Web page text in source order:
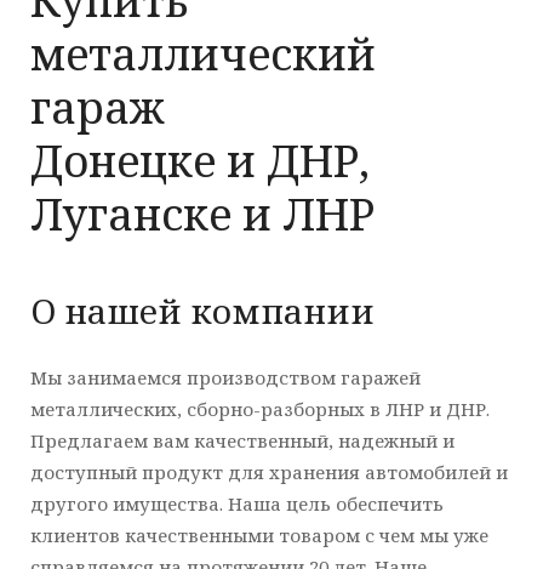
металлический
гараж
Донецке и ДНР,
Луганске и ЛНР
О нашей компании
Мы занимаемся производством гаражей
металлических, сборно-разборных в ЛНР и ДНР.
Предлагаем вам качественный, надежный и
доступный продукт для хранения автомобилей и
другого имущества. Наша цель обеспечить
клиентов качественными товаром с чем мы уже